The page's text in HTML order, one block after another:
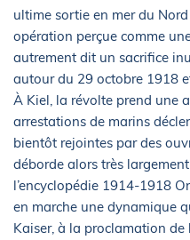
ultime sortie en mer du
opération perçue comme
autrement dit un sacrifice
autour du 29 octobre 1918
À Kiel, la révolte prend une
arrestations de marins
bientôt rejointes par des
déborde alors très
l’encyclopédie 1914-1918
en marche une dynamique
Kaiser, à la proclamation